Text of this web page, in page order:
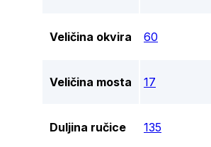
Veličina okvira 60
Veličina mosta 17
Duljina ručice 135